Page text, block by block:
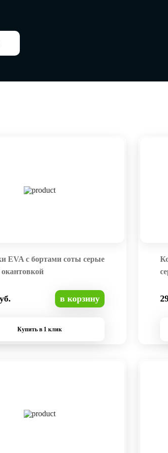
EVA с бортами соты серые
окантовкой
в корзину
Купить в 1 клик